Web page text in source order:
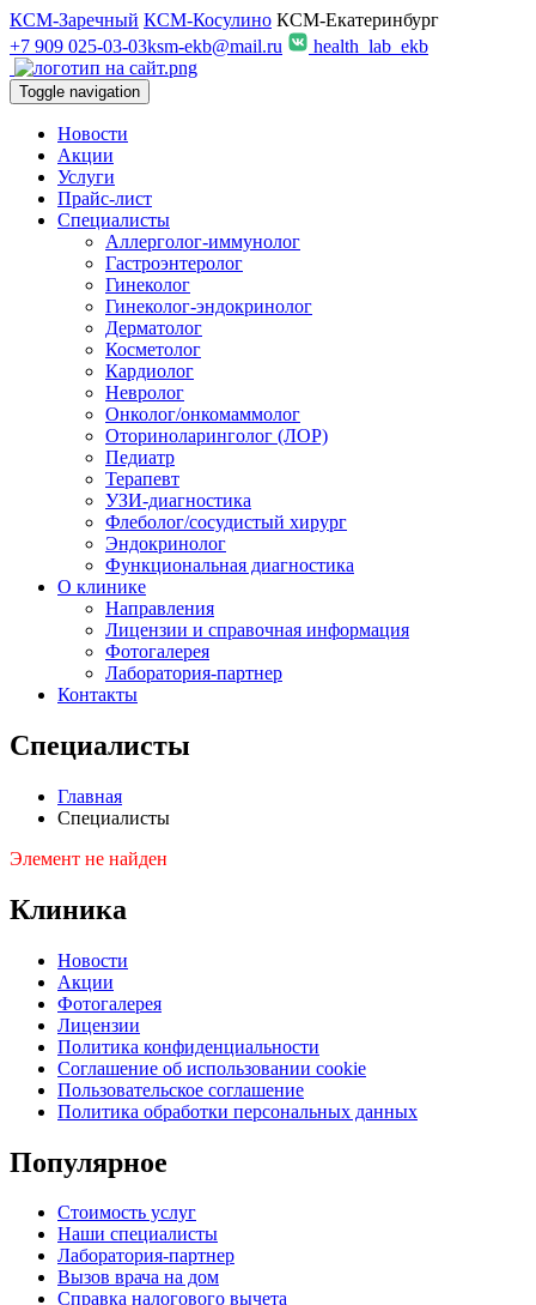
КСМ-Заречный КСМ-Косулино КСМ-Екатеринбург
+7 909 025-03-03ksm-ekb@mail.ru health_lab_ekb
Toggle navigation
Новости
Акции
Услуги
Прайс-лист
Специалисты
Аллерголог-иммунолог
Гастроэнтеролог
Гинеколог
Гинеколог-эндокринолог
Дерматолог
Косметолог
Кардиолог
Невролог
Онколог/онкомаммолог
Оториноларинголог (ЛОР)
Педиатр
Терапевт
УЗИ-диагностика
Флеболог/сосудистый хирург
Эндокринолог
Функциональная диагностика
О клинике
Направления
Лицензии и справочная информация
Фотогалерея
Лаборатория-партнер
Контакты
Специалисты
Главная
Специалисты
Элемент не найден
Клиника
Новости
Акции
Фотогалерея
Лицензии
Политика конфиденциальности
Соглашение об использовании cookie
Пользовательское соглашение
Политика обработки персональных данных
Популярное
Стоимость услуг
Наши специалисты
Лаборатория-партнер
Вызов врача на дом
Справка налогового вычета